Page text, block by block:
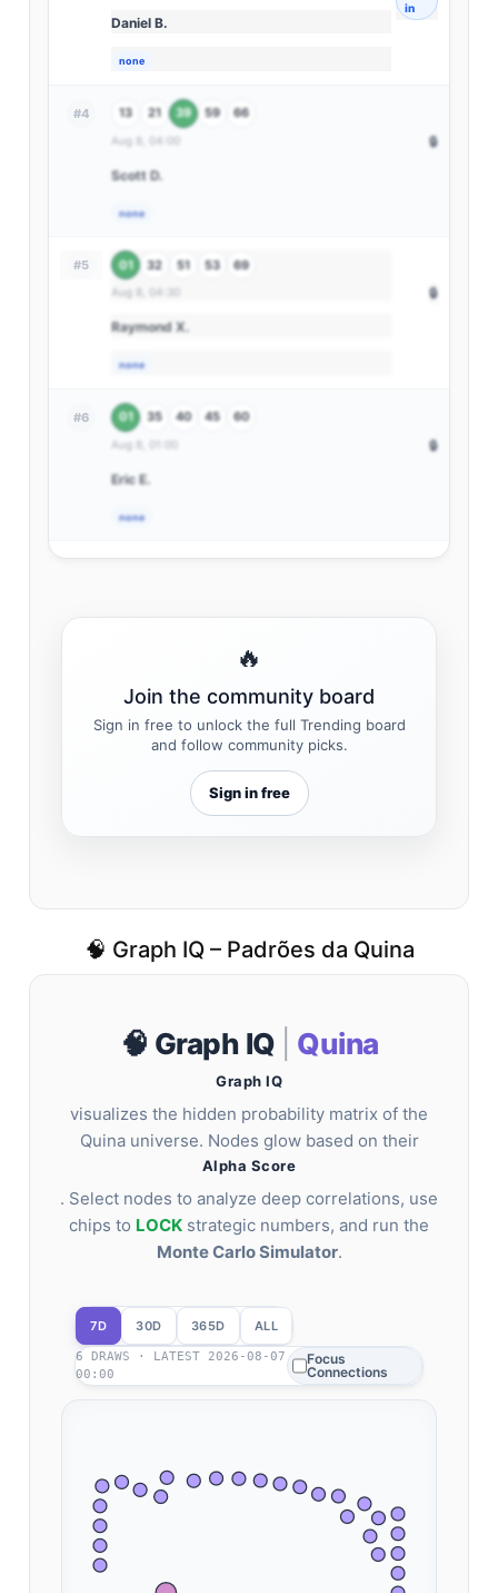
none
Daniel B.
in
#4 13 21 39 59 66
Aug 8, 04:00
none
Scott D.
🔒
#5 01 32 51 53 69
Aug 8, 04:30
none
Raymond X.
🔒
#6 01 35 40 45 60
Aug 8, 01:00
none
Eric E.
🔒
🔥
Join the community board
Sign in free to unlock the full Trending board
and follow community picks.
Sign in free
🧠 Graph IQ – Padrões da Quina
🧠 Graph IQ Quina
Graph IQ
visualizes the hidden probability matrix of the
Quina universe. Nodes glow based on their
Alpha Score
. Select nodes to analyze deep correlations, use
chips to LOCK strategic numbers, and run the
Monte Carlo Simulator.
7D 30D 365D ALL
6 DRAWS · LATEST 2026-08-07
00:00
Focus
Connections